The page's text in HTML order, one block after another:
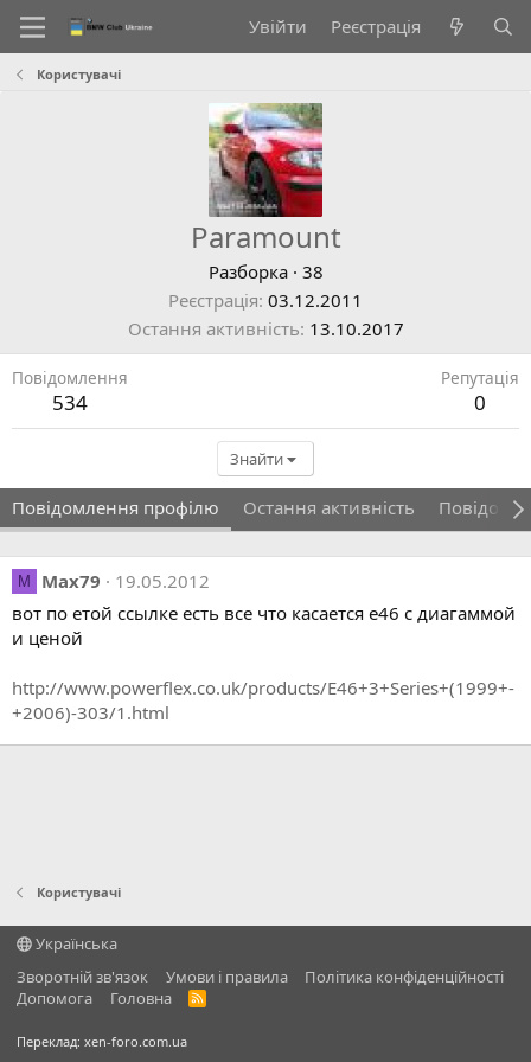
Увійти Реєстрація
Користувачі
Paramount
Разборка · 38
Реєстрація 03.12.2011
Остання активність 13.10.2017
Повідомлення
534
Репутація
0
Знайти
Повідомлення профілю Остання активність
M Max79
19.05.2012
вот по етой ссылке есть все что касается е46 с диагаммой
и ценой
http://www.powerflex.co.uk/products/E46+3+Series+(1999+-
+2006)-303/1.html
Користувачі
Українська
Зворотній зв'язок
Умови і правила
Політика конфіденційності
Дoпoмoга
Головна
R
Переклад: xen-foro.com.ua